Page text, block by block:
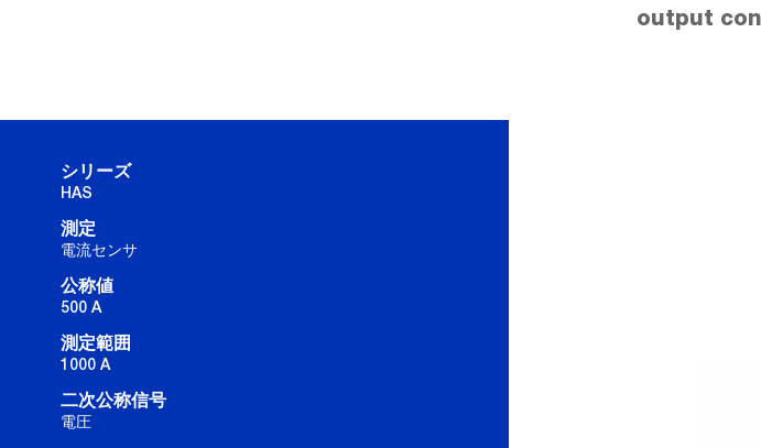
output
シリーズ
HAS
測定
電流センサ
公称値
500 A
測定範囲
1000 A
二次公称信号
電圧